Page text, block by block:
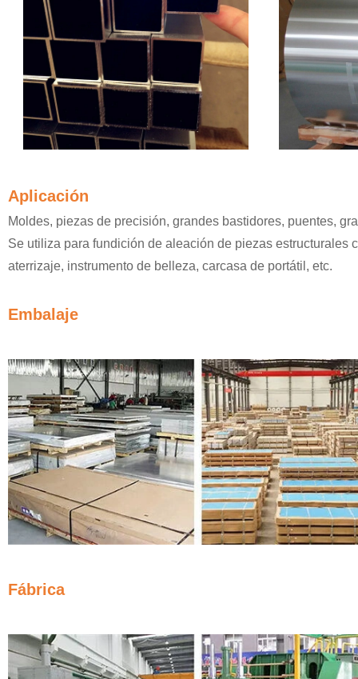
Aplicación
Moldes, piezas de precisión, grandes bastidores, puentes,
Se utiliza para fundición de aleación de piezas estructurales
aterrizaje, instrumento de belleza, carcasa de portátil, etc.
Embalaje
Fábrica